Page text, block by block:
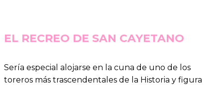
EL RECREO DE SAN CAYETANO
Sería especial alojarse en la cuna de uno de los
toreros más trascendentales de la Historia y figura